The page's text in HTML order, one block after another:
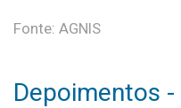
Fonte: AGNIS
Depoimentos